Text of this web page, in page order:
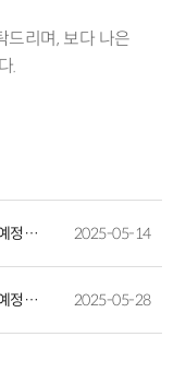
드리며, 보다 나은
.
채권 매각관련 개인정보 제공예정사실 공지 2025-05-14
채권 매각관련 개인정보 제공예정사실 공지 2025-05-28